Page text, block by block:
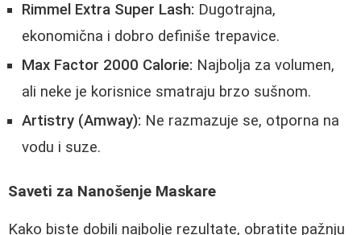
Rimmel Extra Super Lash: Dugotrajna,
ekonomična i dobro definiše trepavice.
Max Factor 2000 Calorie: Najbolja za volumen,
ali neke je korisnice smatraju brzo sušnom.
Artistry (Amway): Ne razmazuje se, otporna na
vodu i suze.
Saveti za Nanošenje Maskare
Kako biste dobili najbolje rezultate, obratite pažnju